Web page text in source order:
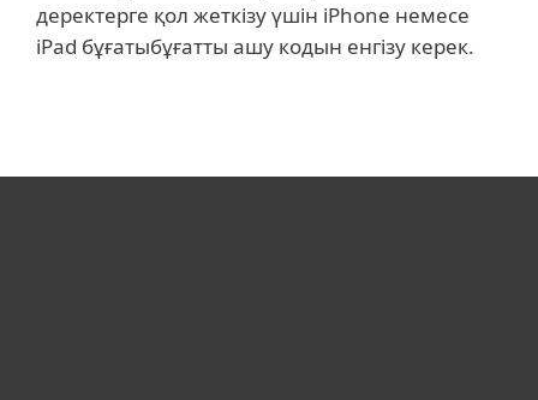
деректерге қол жеткізу үшін iPhone немесе
iPad бұғатыбұғатты ашу кодын енгізу керек.